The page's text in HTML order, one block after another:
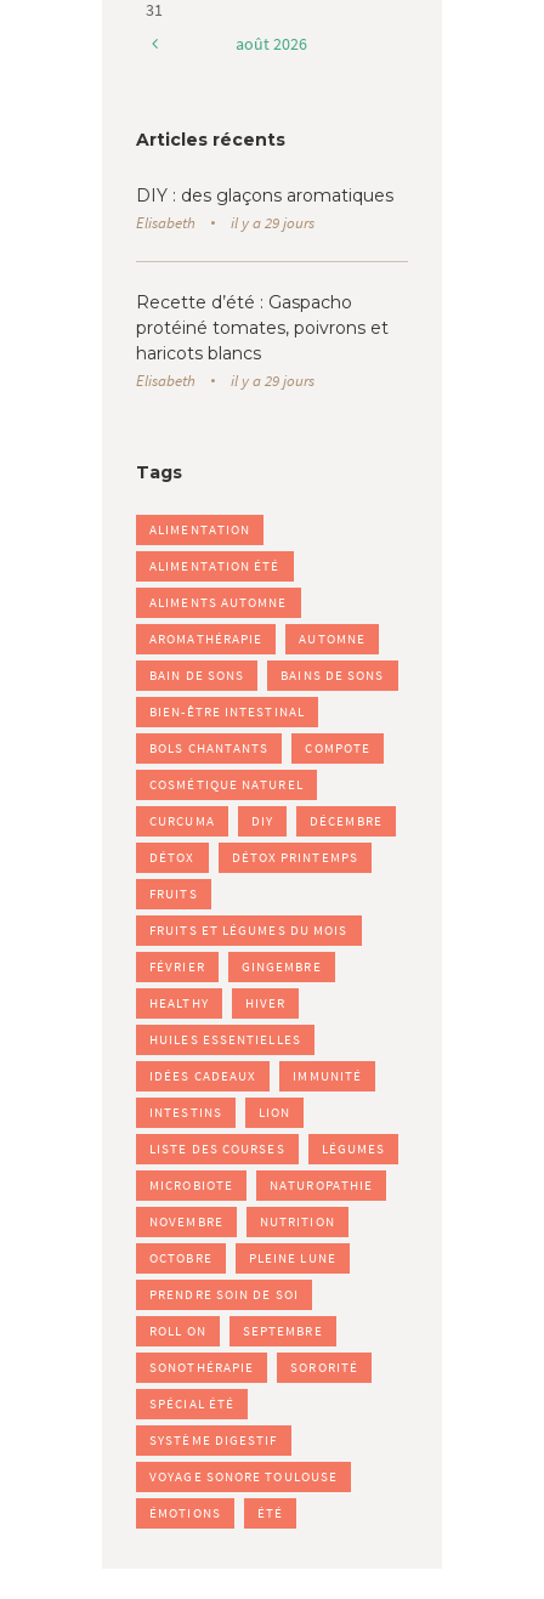
31
août2026
Articles récents
DIY : des glaçons aromatiques
Elisabeth il y a 29 jours
Recette d’été : Gaspacho
protéiné tomates, poivrons et
haricots blancs
Elisabeth il y a 29 jours
Tags
ALIMENTATION
ALIMENTATION ÉTÉ
ALIMENTS AUTOMNE
AROMATHÉRAPIE AUTOMNE
BAIN DE SONS BAINS DE SONS
BIEN-ÊTRE INTESTINAL
BOLS CHANTANTS COMPOTE
COSMÉTIQUE NATUREL
CURCUMA DIY DÉCEMBRE
DÉTOX DÉTOX PRINTEMPS
FRUITS
FRUITS ET LÉGUMES DU MOIS
FÉVRIER GINGEMBRE
HEALTHY HIVER
HUILES ESSENTIELLES
IDÉES CADEAUX IMMUNITÉ
INTESTINS LION
LISTE DES COURSES LÉGUMES
MICROBIOTE NATUROPATHIE
NOVEMBRE NUTRITION
OCTOBRE PLEINE LUNE
PRENDRE SOIN DE SOI
ROLL ON SEPTEMBRE
SONOTHÉRAPIE SORORITÉ
SPÉCIAL ÉTÉ
SYSTÈME DIGESTIF
VOYAGE SONORE TOULOUSE
ÉMOTIONS ÉTÉ